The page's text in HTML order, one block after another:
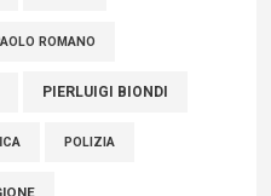
ROMANO
PIERLUIGI BIONDI
POLIZIA